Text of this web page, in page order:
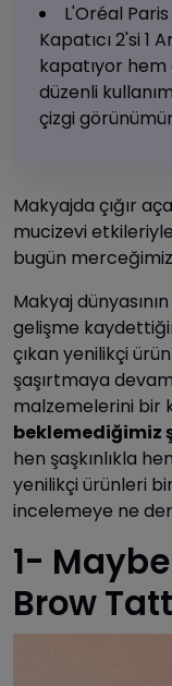
L'Oréal
Kapatıcı 2'si 1
kapatıyor
düzenli
çizgi
Makyajda çığır
mucizevi etkileriyle
bugün
Makyaj
gelişme
çıkan yenilikçi
şaşırtmaya
malzemelerini bir
beklemediğimiz
hen şaşkınlıkla
yenilikçi ürünleri
incelemeye ne
1-
Brow